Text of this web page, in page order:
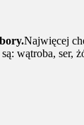
Najwięcej
wątroba, ser,